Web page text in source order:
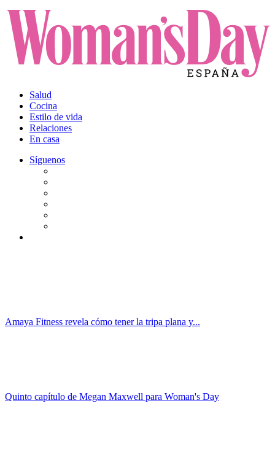
Salud
Cocina
Estilo de vida
Relaciones
En casa
Síguenos
Amaya Fitness revela cómo tener la tripa plana y...
Quinto capítulo de Megan Maxwell para Woman's Day